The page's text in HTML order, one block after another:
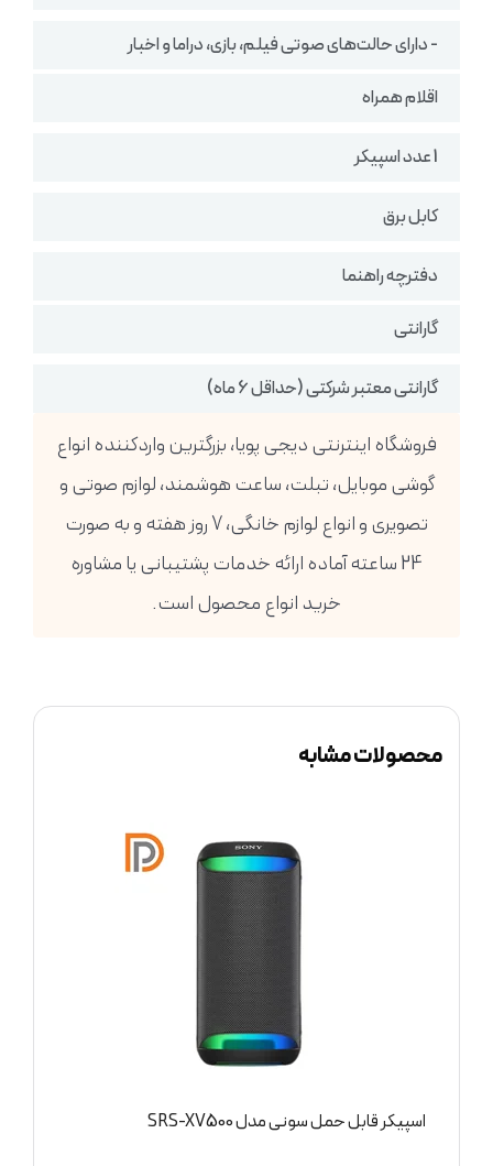
- دارای حالت‌های صوتی فیلم، بازی، دراما و اخبار
اقلام همراه
1 عدد اسپیکر
کابل برق
دفترچه راهنما
گارانتی
گارانتی معتبر شرکتی (حداقل 6 ماه)
فروشگاه اینترنتی دیجی پویا، بزرگترین واردکننده انواع
گوشی موبایل، تبلت، ساعت هوشمند، لوازم صوتی و
تصویری و انواع لوازم خانگی، 7 روز هفته و به صورت
24 ساعته آماده ارائه خدمات پشتیبانی یا مشاوره
خرید انواع محصول است.
محصولات مشابه
اسپیکر قابل حمل سونی مدل SRS-XV500